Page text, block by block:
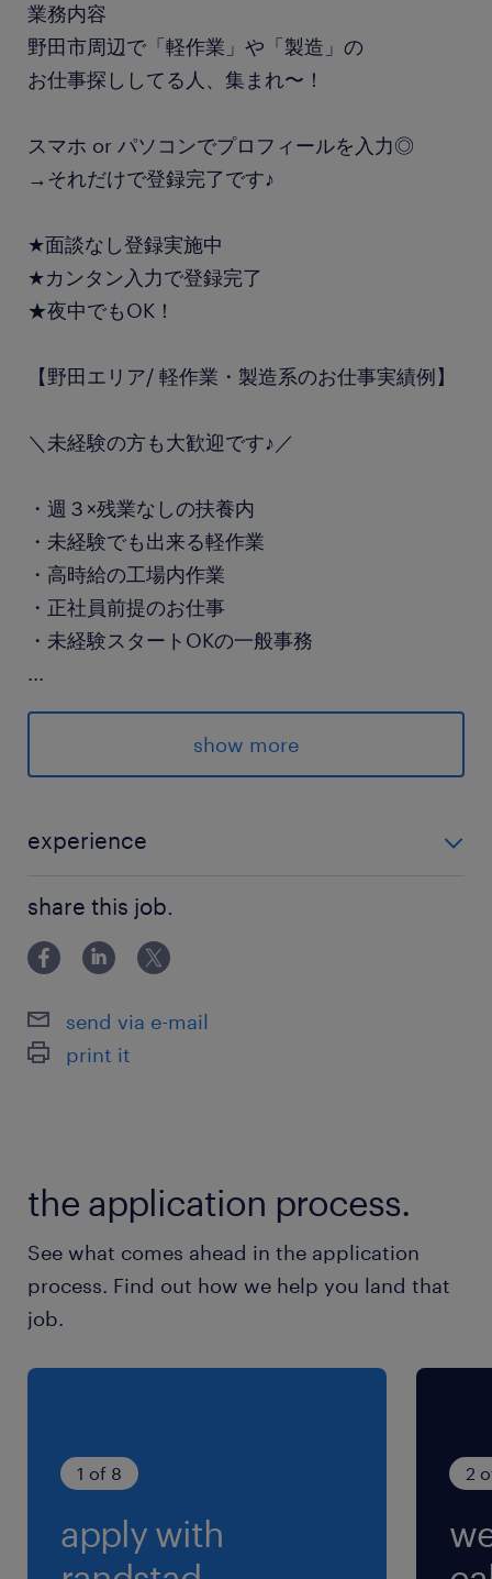
業務内容
野田市周辺で「軽作業」や「製造」の
お仕事探ししてる人、集まれ〜！
スマホ or パソコンでプロフィールを入力◎
→それだけで登録完了です♪
★面談なし登録実施中
★カンタン入力で登録完了
★夜中でもOK！
【野田エリア/ 軽作業・製造系のお仕事実績例】
＼未経験の方も大歓迎です♪／
・週３×残業なしの扶養内
・未経験でも出来る軽作業
・高時給の工場内作業
・正社員前提のお仕事
・未経験スタートOKの一般事務
...
※上記求人は一例で、特定の求人に関する募集で
※応募時の状況によりご紹介できるお仕事は異な
派遣先の特徴
※お仕事内容により異なります。
東武野田線／野田市駅（徒歩10分）
東武野田線／七光台駅（徒歩10分）
週休2日
3～週5勤務、平日休みor土日休みなど
就業時間
（1）9:00-18:00（実働8時間00分・休憩60分）
す。
残業
※お仕事により異なります。 ※ご希望に応じたお
show more
experience
す。
share this job.
send via e-mail
print it
the application process.
See what comes ahead in the application
process. Find out how we help you land that
job.
1 of 8
apply with
2